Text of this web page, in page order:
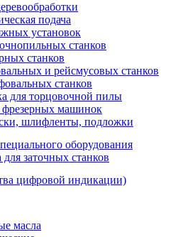
подача
установок
станков
станков
и рейсмусовых станков
станков
для торцовочной пилы
фрезерных машинок
шлифленты, подложки
оборудования
для заточных станков
цифровой индикации)
масла